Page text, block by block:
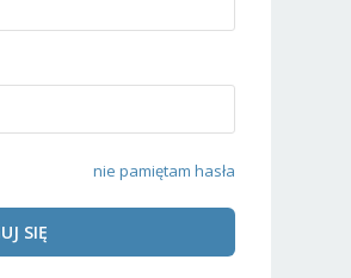
nie pamiętam hasła
SIĘ